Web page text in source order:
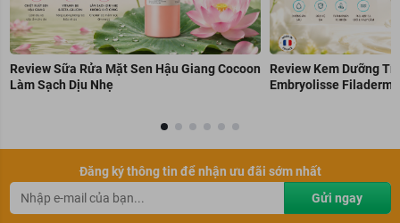
Review Sữa Rửa Mặt Sen Hậu Giang Cocoon
Làm Sạch Dịu Nhẹ
Review Kem Dưỡng
Embryolisse Filaderme
Đăng ký thông tin để nhận ưu đãi sớm nhất
Gửi ngay